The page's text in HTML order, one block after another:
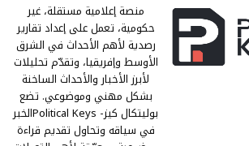
منصة إعلامية مستقلة، غير
حكومية، تعمل على إعداد تقارير
رصدية لأهم الأحداث في الشرق
الأوسط وإفريقيا، وتقدّم تحليلات
لأبرز الأخبار والأحداث الساخنة
بشكل مهني وموضوعي. تضع
بوليتكال كيز- Political Keysالخبر
في سياقه وتحاول تقديم قراءة